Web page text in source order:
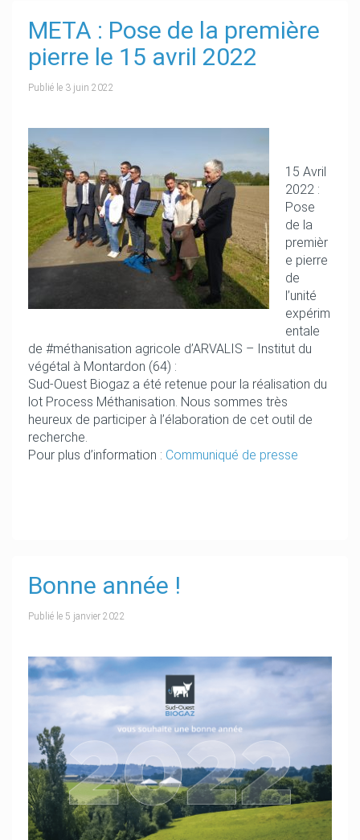
META : Pose de la première
pierre le 15 avril 2022
Publié le 3 juin 2022
15 Avril
2022 :
Pose
de la
premièr
e pierre
de
l’unité
expérim
entale
de #méthanisation agricole d’ARVALIS – Institut du
végétal à Montardon (64) :
Sud-Ouest Biogaz a été retenue pour la réalisation du
lot Process Méthanisation. Nous sommes très
heureux de participer à l’élaboration de cet outil de
recherche.
Pour plus d’information : Communiqué de presse
Bonne année !
Publié le 5 janvier 2022